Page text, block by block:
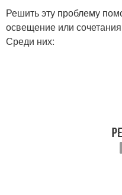
Решить эту проблему
освещение или
Среди них: